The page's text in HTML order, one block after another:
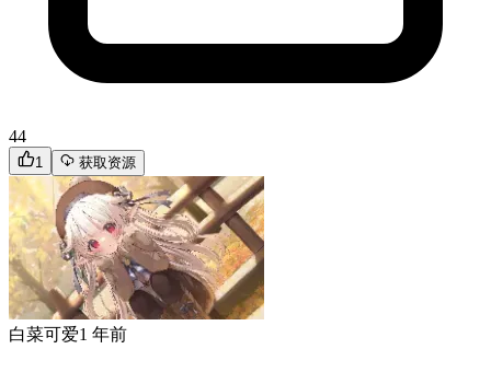
44
1 获取资源
白菜可爱1 年前